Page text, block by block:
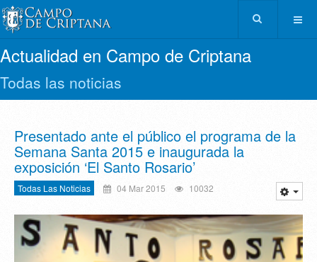
Actualidad en Campo de Criptana
Todas las noticias
Presentado ante el público el programa de la
Semana Santa 2015 e inaugurada la
exposición ‘El Santo Rosario’
Todas Las Noticias 04 Mar 2015 10032